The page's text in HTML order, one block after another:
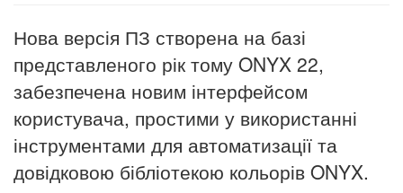
Нова версія ПЗ створена на базі
представленого рік тому ONYX 22,
забезпечена новим інтерфейсом
користувача, простими у використанні
інструментами для автоматизації та
довідковою бібліотекою кольорів ONYX.